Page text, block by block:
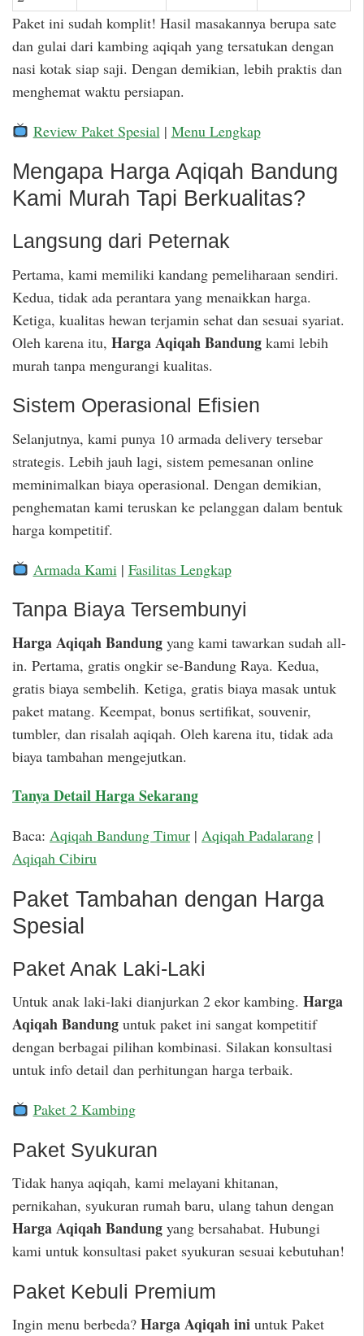
Paket ini sudah komplit! Hasil masakannya berupa sate
dan gulai dari kambing aqiqah yang tersatukan dengan
nasi kotak siap saji. Dengan demikian, lebih praktis dan
menghemat waktu persiapan.
Review Paket Spesial | Menu Lengkap
Mengapa Harga Aqiqah Bandung
Kami Murah Tapi Berkualitas?
Langsung dari Peternak
Pertama, kami memiliki kandang pemeliharaan sendiri.
Kedua, tidak ada perantara yang menaikkan harga.
Ketiga, kualitas hewan terjamin sehat dan sesuai syariat.
Oleh karena itu, Harga Aqiqah Bandung kami lebih
murah tanpa mengurangi kualitas.
Sistem Operasional Efisien
Selanjutnya, kami punya 10 armada delivery tersebar
strategis. Lebih jauh lagi, sistem pemesanan online
meminimalkan biaya operasional. Dengan demikian,
penghematan kami teruskan ke pelanggan dalam bentuk
harga kompetitif.
Armada Kami | Fasilitas Lengkap
Tanpa Biaya Tersembunyi
Harga Aqiqah Bandung yang kami tawarkan sudah all-
in. Pertama, gratis ongkir se-Bandung Raya. Kedua,
gratis biaya sembelih. Ketiga, gratis biaya masak untuk
paket matang. Keempat, bonus sertifikat, souvenir,
tumbler, dan risalah aqiqah. Oleh karena itu, tidak ada
biaya tambahan mengejutkan.
Tanya Detail Harga Sekarang
Baca: Aqiqah Bandung Timur | Aqiqah Padalarang |
Aqiqah Cibiru
Paket Tambahan dengan Harga
Spesial
Paket Anak Laki-Laki
Untuk anak laki-laki dianjurkan 2 ekor kambing. Harga
Aqiqah Bandung untuk paket ini sangat kompetitif
dengan berbagai pilihan kombinasi. Silakan konsultasi
untuk info detail dan perhitungan harga terbaik.
Paket 2 Kambing
Paket Syukuran
Tidak hanya aqiqah, kami melayani khitanan,
pernikahan, syukuran rumah baru, ulang tahun dengan
Harga Aqiqah Bandung yang bersahabat. Hubungi
kami untuk konsultasi paket syukuran sesuai kebutuhan!
Paket Kebuli Premium
Ingin menu berbeda? Harga Aqiqah ini untuk Paket